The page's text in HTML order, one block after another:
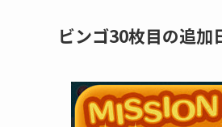
ビンゴ30枚目の追加